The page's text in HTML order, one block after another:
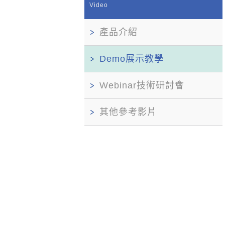
Video
產品介紹
Demo展示教學
Webinar技術研討會
其他參考影片